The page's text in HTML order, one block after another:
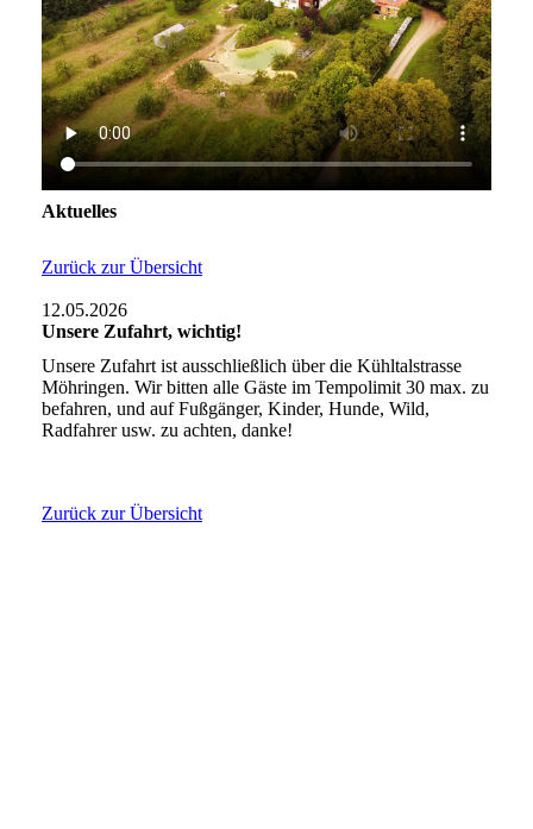
Aktuelles
Zurück zur Übersicht
12.05.2026
Unsere Zufahrt, wichtig!
Unsere Zufahrt ist ausschließlich über die Kühltalstrasse
Möhringen. Wir bitten alle Gäste im Tempolimit 30 max. zu
befahren, und auf Fußgänger, Kinder, Hunde, Wild,
Radfahrer usw. zu achten, danke!
Zurück zur Übersicht